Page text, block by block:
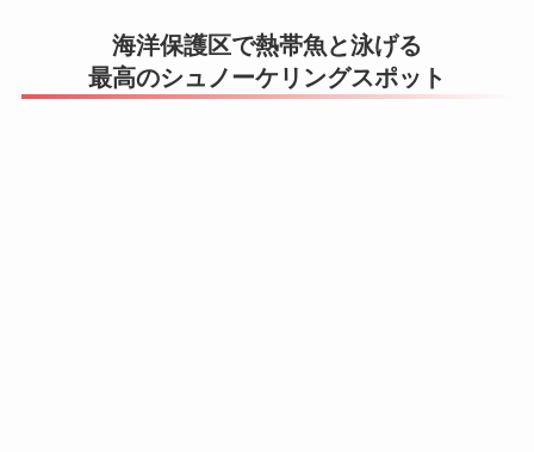
海洋保護区で熱帯魚と泳げる
最高のシュノーケリングスポット